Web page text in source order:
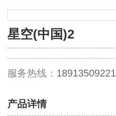
星空(中国)2
服务热线： 18913509221
产品详情